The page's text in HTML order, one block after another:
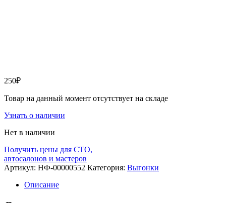
250₽
Товар на данный момент отсутствует на складе
Узнать о наличии
Нет в наличии
Получить цены для СТО,
автосалонов и мастеров
Артикул: НФ-00000552 Категория: Выгонки
Описание